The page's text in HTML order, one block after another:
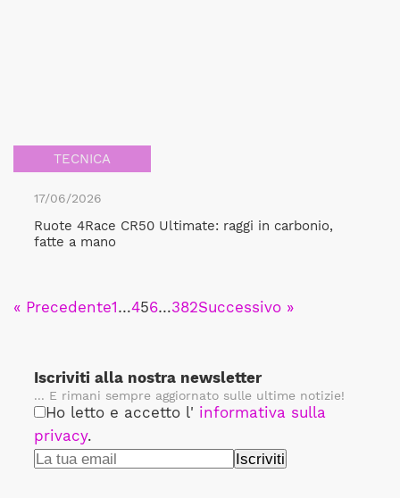
TECNICA
17/06/2026
Ruote 4Race CR50 Ultimate: raggi in carbonio,
fatte a mano
« Precedente1…456…382Successivo »
Iscriviti alla nostra newsletter
... E rimani sempre aggiornato sulle ultime notizie!
Ho letto e accetto l' informativa sulla
privacy.